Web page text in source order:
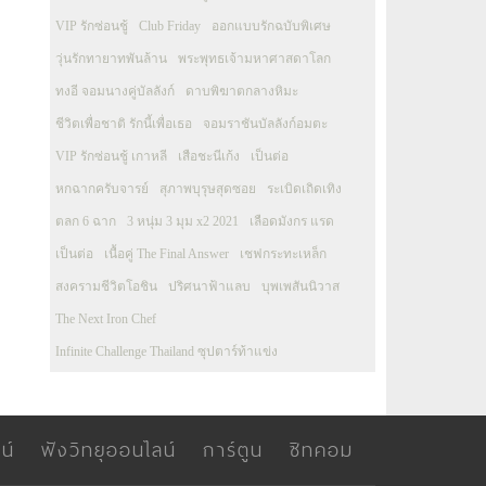
VIP รักซ่อนชู้ Club Friday ออกแบบรักฉบับพิเศษ
วุ่นรักทายาทพันล้าน พระพุทธเจ้ามหาศาสดาโลก
ทงอี จอมนางคู่บัลลังก์ ดาบพิฆาตกลางหิมะ
ชีวิตเพื่อชาติ รักนี้เพื่อเธอ จอมราชันบัลลังก์อมตะ
VIP รักซ่อนชู้ เกาหลี เสือชะนีเก้ง เป็นต่อ
หกฉากครับจารย์ สุภาพบุรุษสุดซอย ระเบิดเถิดเทิง
ตลก 6 ฉาก 3 หนุ่ม 3 มุม x2 2021 เลือดมังกร แรด
เป็นต่อ เนื้อคู่ The Final Answer เชฟกระทะเหล็ก
สงครามชีวิตโอชิน ปริศนาฟ้าแลบ บุพเพสันนิวาส
The Next Iron Chef
Infinite Challenge Thailand ซุปตาร์ท้าแข่ง
ฟังวิทยุออนไลน์ การ์ตูน ซิทคอม